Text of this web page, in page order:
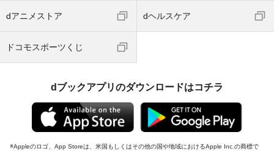
dアニメストア dヘルスケア
ドコモスポーツくじ
dブックアプリのダウンロードはコチラ
Appleのロゴ、App Storeは、米国もしくはその他の国や地域におけるApple Inc.の商標で